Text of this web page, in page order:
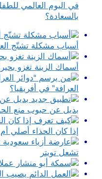
في اليوم العالمي
بالسعادة؟
أسباب مشكلة تشنّج
أسماك الزينة تغزو
العرافة” في أفريقيا؟
بديل عن حبوب منع
إذا كان الحذاء أصلي
تشعل تويتر